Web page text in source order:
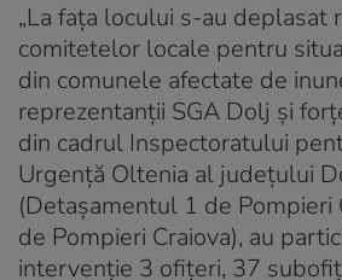
„La faţa locului s-au deplasat
comitetelor locale pentru
din comunele afectate de
reprezentanţii SGA Dolj şi
din cadrul Inspectoratului
Urgenţă Oltenia al judeţului
(Detaşamentul 1 de Pompieri
de Pompieri Craiova), au
intervenţie 3 ofiţeri, 37